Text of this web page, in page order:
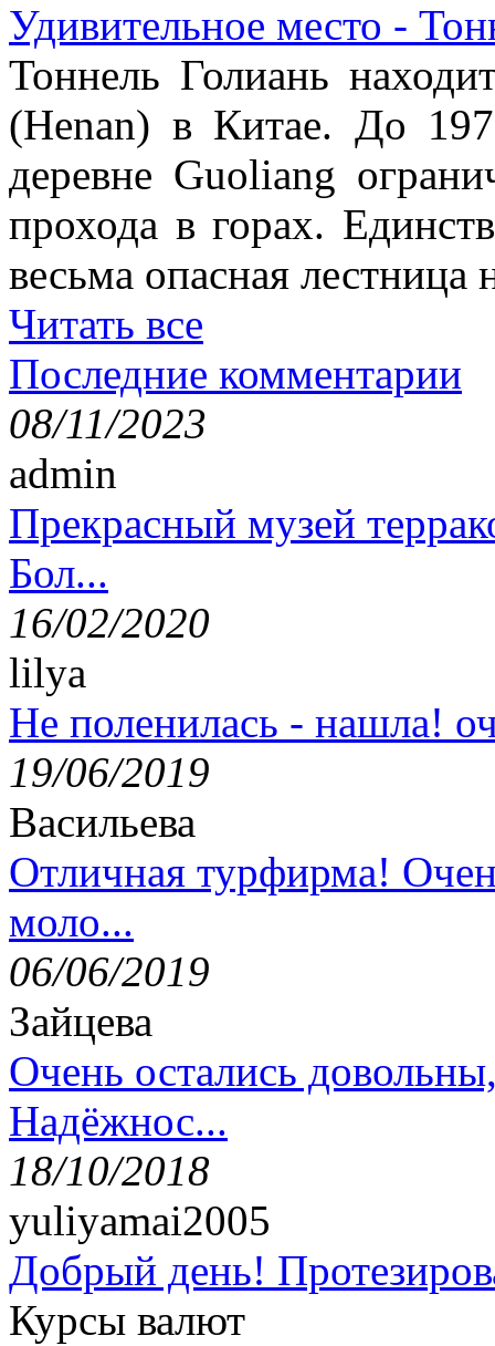
Удивительное место -
Тоннель Голиань
(Henan) в Китае. До
деревне Guoliang
прохода в горах.
весьма опасная лестница
Читать все
Последние комментарии
08/11/2023
admin
Прекрасный музей
Бол...
16/02/2020
lilya
Не поленилась - нашла!
19/06/2019
Васильева
Отличная турфирма!
моло...
06/06/2019
Зайцева
Очень остались
Надёжнос...
18/10/2018
yuliyamai2005
Добрый день!
Курсы валют